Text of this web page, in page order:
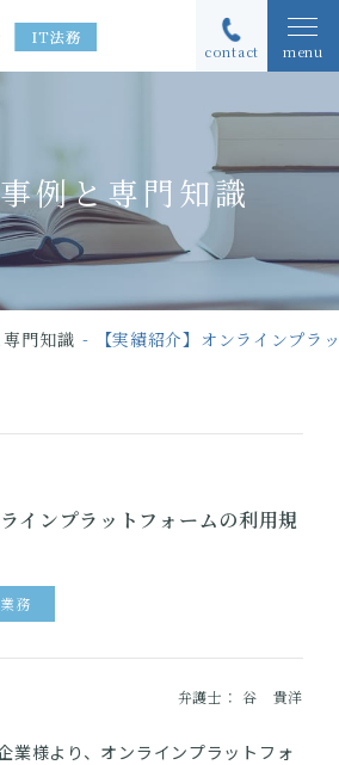
contact menu
例と専門知識
門知識 【実績紹介】オンラインプラ
インプラットフォームの利用規
務
弁護士：谷 貴洋
業様より、オンラインプラットフォ